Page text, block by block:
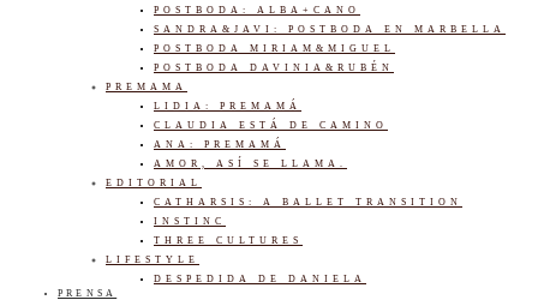
POSTBODA: ALBA+CANO
SANDRA&JAVI: POSTBODA EN MARBELLA
POSTBODA MIRIAM&MIGUEL
POSTBODA DAVINIA&RUBÉN
PREMAMA
LIDIA: PREMAMÁ
CLAUDIA ESTÁ DE CAMINO
ANA: PREMAMÁ
AMOR, ASÍ SE LLAMA.
EDITORIAL
CATHARSIS: A BALLET TRANSITION
INSTINC
THREE CULTURES
LIFESTYLE
DESPEDIDA DE DANIELA
PRENSA